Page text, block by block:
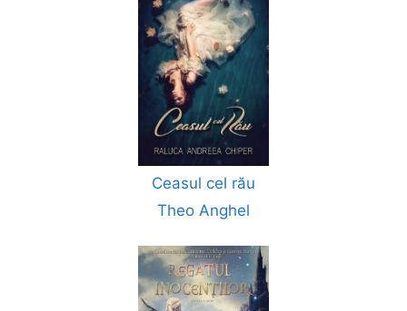
Ceasul cel rău
Theo Anghel